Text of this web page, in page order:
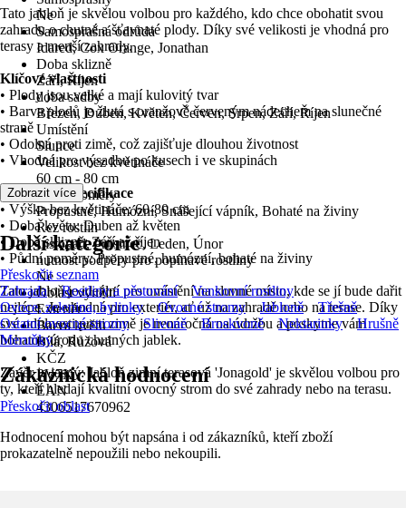
Ne
Samosprašná odrůda
Idared, Cox Orange, Jonathan
Doba sklizně
Září, Říjen
doba sadby
Březen, Duben, Květen, Červen, Srpen, Září, Říjen
Umístění
Slunce
Velikost bez květináče
60 cm - 80 cm
Půdní poměry
Propustné, Humózní, Snášející vápník, Bohaté na živiny
Řez rostlin
Listopad, Prosinec, Leden, Únor
nutnost podpěry pro popínavé rostliny
Ne
Oblast využití
Exteriér
Barva květu
Bílá, Růžová
KČZ
PV7X
EAN
4306517670962
Tato jabloň je skvělou volbou pro každého, kdo chce obohatit svou
zahradu o chutné a šťavnaté plody. Díky své velikosti je vhodná pro
terasy a menší zahrady.
Klíčové vlastnosti
• Plody jsou velké a mají kulovitý tvar
• Barva plodů je žlutá s oranžově červeným nádechem na slunečné
straně
• Odolná proti zimě, což zajišťuje dlouhou životnost
• Vhodná pro výsadbu po kusech i ve skupinách
Technická specifikace
• Výška bez květináče: 60-80 cm
• Doba květu: Duben až květen
• Doba sklizně: Září až říjen
• Půdní poměry: Propustné, humózní, bohaté na živiny
Tato jabloň je ideální pro umístění na slunné místo, kde se jí bude dařit
nejlépe. Je vhodná pro exteriér, ať už na zahradě nebo na terase. Díky
své odolnosti proti zimě je nenáročná na údržbu a poskytne vám
bohatou úrodu chutných jablek.
Závěr je jasný: Jabloň zimní terasová 'Jonagold' je skvělou volbou pro
ty, kteří hledají kvalitní ovocný strom do své zahrady nebo na terasu.
Zobrazit více
Další kategorie
Přeskočit seznam
Zahrada
Rostliny a pěstování
Venkovní rostliny
Ovoce, zelenina, bylinky
Ovocné stromy Jabloně
Třešně
Ostatní ovocné stromy
Slivoně Broskvoně Nektarinky
Hrušně
Meruňky
Zákaznická hodnocení
Přeskočit oblast
Hodnocení mohou být napsána i od zákazníků, kteří zboží
prokazatelně nepoužili nebo nekoupili.